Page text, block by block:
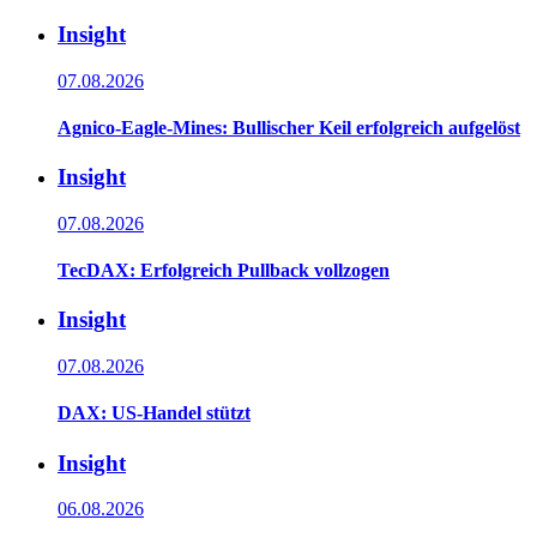
Insight
07.08.2026
Agnico-Eagle-Mines: Bullischer Keil erfolgreich aufgelöst
Insight
07.08.2026
TecDAX: Erfolgreich Pullback vollzogen
Insight
07.08.2026
DAX: US-Handel stützt
Insight
06.08.2026